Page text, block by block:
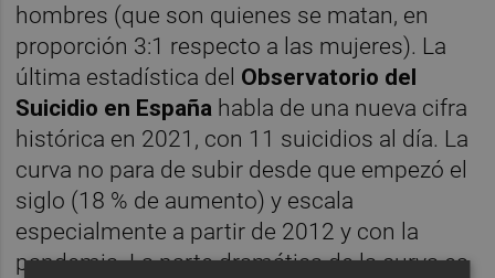
hombres (que son quienes se matan, en
proporción 3:1 respecto a las mujeres). La
última estadística del Observatorio del
Suicidio en España habla de una nueva cifra
histórica en 2021, con 11 suicidios al día. La
curva no para de subir desde que empezó el
siglo (18 % de aumento) y escala
especialmente a partir de 2012 y con la
pandemia. La parte dramática de la curva es